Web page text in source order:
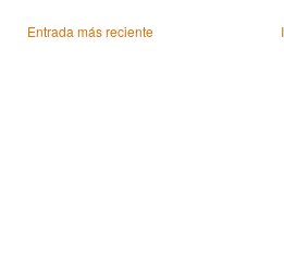
Entrada más reciente